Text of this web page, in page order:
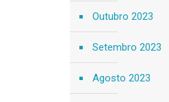
Outubro 2023
Setembro 2023
Agosto 2023